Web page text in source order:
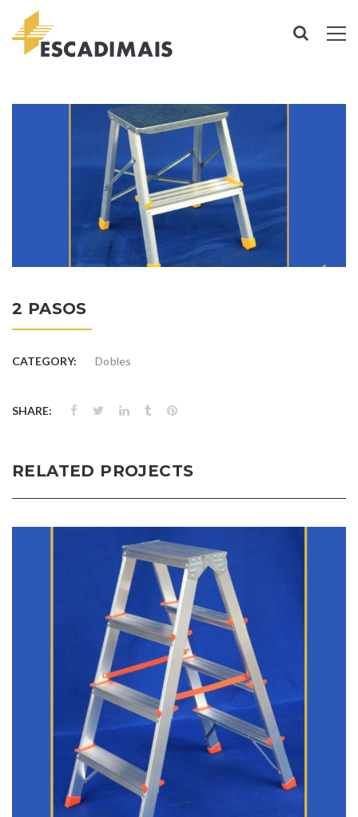
2 PASOS
CATEGORY: Dobles
SHARE:
RELATED PROJECTS